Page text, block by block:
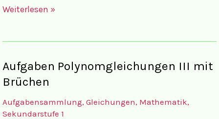
Lösungen
II
Aufgaben
komplettem
Weiterlesen »
Aufgaben Polynomgleichungen III mit
Brüchen
Aufgabensammlung, Gleichungen, Mathematik,
Sekundarstufe 1